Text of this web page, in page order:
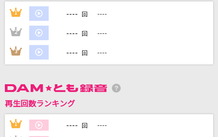
カラオケ最新情報をチェック！
1 ---- 回 ----
2 ---- 回 ----
3 ---- 回 ----
再生回数ランキング
1 ---- 回 ----